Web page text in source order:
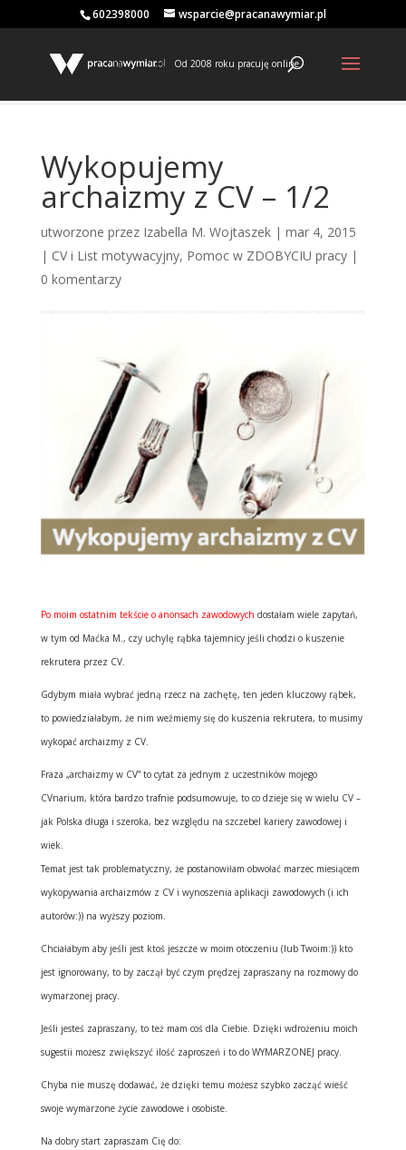
602398000 wsparcie@pracanawymiar.pl
Od 2008 roku pracuję online
Wykopujemy
archaizmy z CV – 1/2
utworzone przez Izabella M. Wojtaszek| mar 4, 2015
| CV i List motywacyjny, Pomoc w ZDOBYCIU pracy|
0 komentarzy
Po moim ostatnim tekście o anonsach zawodowych dostałam wiele zapytań,
w tym od Maćka M., czy uchylę rąbka tajemnicy jeśli chodzi o kuszenie
rekrutera przez CV.
Gdybym miała wybrać jedną rzecz na zachętę, ten jeden kluczowy rąbek,
to powiedziałabym, że nim weźmiemy się do kuszenia rekrutera, to musimy
wykopać archaizmy z CV.
Fraza „archaizmy w CV” to cytat za jednym z uczestników mojego
CVnarium, która bardzo trafnie podsumowuje, to co dzieje się w wielu CV –
jak Polska długa i szeroka, bez względu na szczebel kariery zawodowej i
wiek.
Temat jest tak problematyczny, że postanowiłam obwołać marzec miesiącem
wykopywania archaizmów z CV i wynoszenia aplikacji zawodowych (i ich
autorów:)) na wyższy poziom.
Chciałabym aby jeśli jest ktoś jeszcze w moim otoczeniu (lub Twoim:)) kto
jest ignorowany, to by zaczął być czym prędzej zapraszany na rozmowy do
wymarzonej pracy.
Jeśli jesteś zapraszany, to też mam coś dla Ciebie. Dzięki wdrożeniu moich
sugestii możesz zwiększyć ilość zaproszeń i to do WYMARZONEJ pracy.
Chyba nie muszę dodawać, że dzięki temu możesz szybko zacząć wieść
swoje wymarzone życie zawodowe i osobiste.
Na dobry start zapraszam Cię do: